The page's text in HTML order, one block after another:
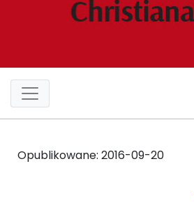
Opublikowane: 2016-09-20